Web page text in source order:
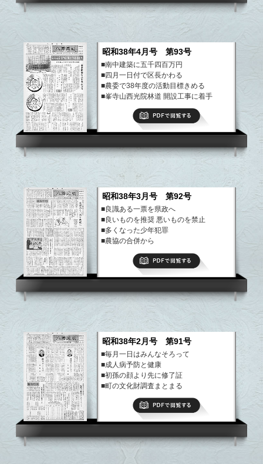
昭和38年4月号 第93号
■南中建築に五千四百万円
■四月一日付で区長かわる
■農委で38年度の活動目標きめる
■峯寺山西光院林道 開設工事に着手
PDFで閲覧する
昭和38年3月号 第92号
■良識ある一票を県政へ
■良いものを推奨 悪いものを禁止
■多くなった少年犯罪
■農協の合併から
■胃がん集団検診 四百名が受診
昭和38年2月号 第91号
■毎月一日はみんなそろって
■成人病予防と健康
■初孫の顔より先に修了証
■町の文化財調査まとまる
PDFで閲覧する